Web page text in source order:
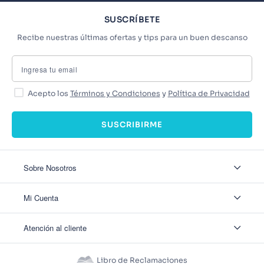
SUSCRÍBETE
Recibe nuestras últimas ofertas y tips para un buen descanso
Acepto los Términos y Condiciones y Política de Privacidad
SUSCRIBIRME
Sobre Nosotros
Nuestas tiendas
Mi Cuenta
Ver mis Pedidos
Recuperar Contraseña
Atención al cliente
Políticas de PrivacidadLibro de Reclamaciones